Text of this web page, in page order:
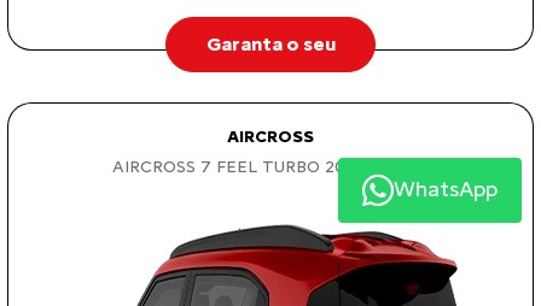
Garanta o seu
AIRCROSS
AIRCROSS 7 FEEL TURBO 200 AT 2026
WhatsApp